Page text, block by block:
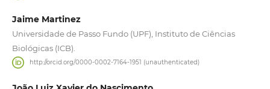
Jaime Martinez
Universidade de Passo Fundo (UPF), Instituto de Ciências
Biológicas (ICB).
http://orcid.org/0000-0002-7164-1951 (unauthenticated)